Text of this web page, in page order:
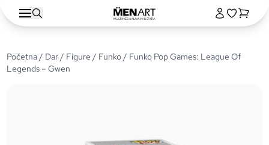
Početna/ Dar/ Figure / Funko/ Funko Pop Games: League Of
Legends – Gwen